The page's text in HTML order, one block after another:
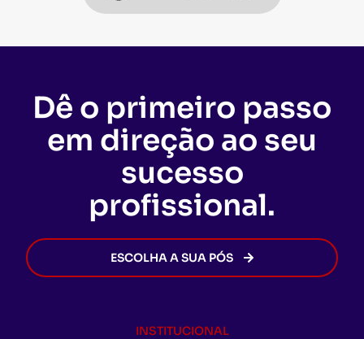
Dê o primeiro passo
em direção ao seu
sucesso
profissional.
ESCOLHA A SUA PÓS
INSTITUCIONAL